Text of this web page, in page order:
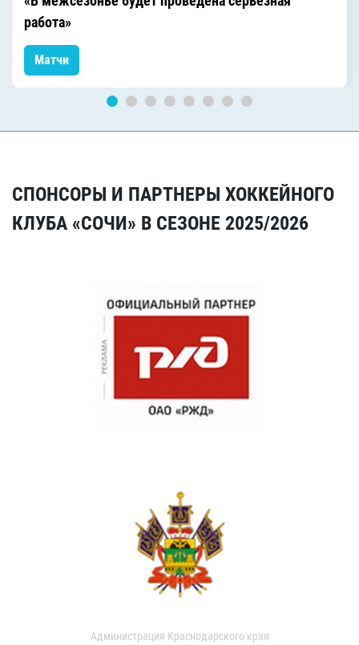
работа»
Матчи
СПОНСОРЫ И ПАРТНЕРЫ ХОККЕЙНОГО
КЛУБА «СОЧИ» В СЕЗОНЕ 2025/2026
Администрация Краснодарского края